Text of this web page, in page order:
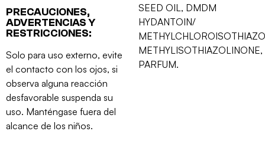
PRECAUCIONES,
ADVERTENCIAS Y
RESTRICCIONES:
Solo para uso externo, evite
el contacto con los ojos, si
observa alguna reacción
desfavorable suspenda su
uso. Manténgase fuera del
alcance de los niños.
SEED OIL, DMDM
HYDANTOIN/
METHYLISOTHIAZOLINONE,
PARFUM.